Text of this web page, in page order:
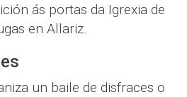
ás portas da Igrexia de
en Allariz.
un baile de disfraces o